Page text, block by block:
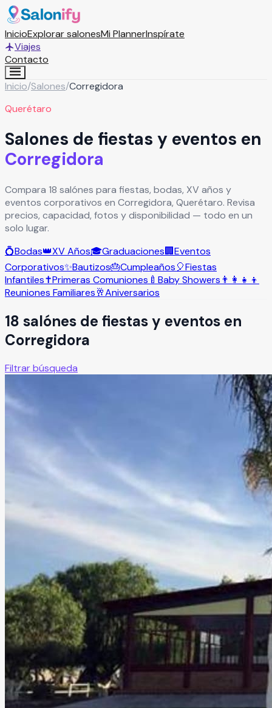
InicioExplorar salonesMi PlannerInspírate
Viajes
Contacto
Inicio/Salones/Corregidora
Querétaro
Salones de fiestas y eventos en
Corregidora
Compara 18 salónes para fiestas, bodas, XV años y
eventos corporativos en Corregidora, Querétaro. Revisa
precios, capacidad, fotos y disponibilidad — todo en un
solo lugar.
💍Bodas👑XV Años🎓Graduaciones🏢Eventos
Corporativos✨Bautizos🎂Cumpleaños🎈Fiestas
Infantiles✝️Primeras Comuniones 🍼 Baby Showers 👨‍👩‍👧‍👦
Reuniones Familiares🥂Aniversarios
18 salónes de fiestas y eventos en
Corregidora
Filtrar búsqueda